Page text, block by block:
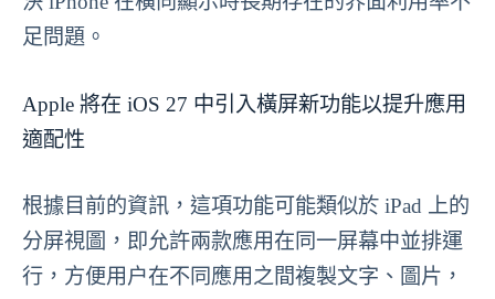
足問題。
Apple 將在 iOS 27 中引入橫屏新功能以提升應用
適配性
根據目前的資訊，這項功能可能類似於 iPad 上的
分屏視圖，即允許兩款應用在同一屏幕中並排運
行，方便用户在不同應用之間複製文字、圖片，